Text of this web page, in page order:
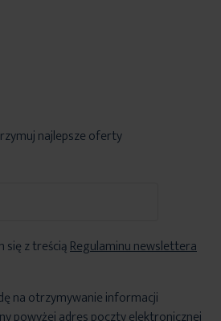
najlepsze oferty
się z treściąRegulaminu newslettera
na otrzymywanie informacji